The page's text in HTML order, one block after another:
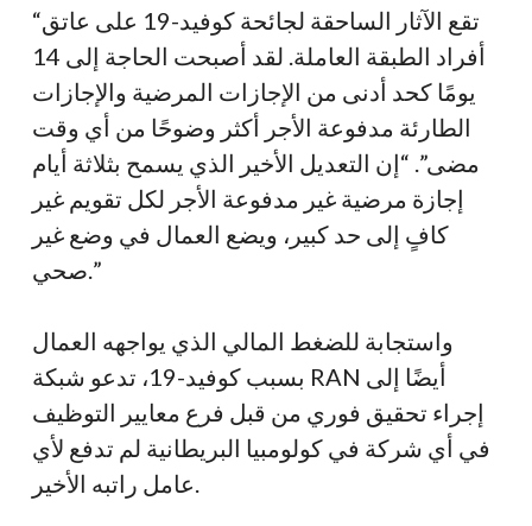
“تقع الآثار الساحقة لجائحة كوفيد-19 على عاتق
أفراد الطبقة العاملة. لقد أصبحت الحاجة إلى 14
يومًا كحد أدنى من الإجازات المرضية والإجازات
الطارئة مدفوعة الأجر أكثر وضوحًا من أي وقت
مضى”. “إن التعديل الأخير الذي يسمح بثلاثة أيام
إجازة مرضية غير مدفوعة الأجر لكل تقويم غير
كافٍ إلى حد كبير، ويضع العمال في وضع غير
صحي.”
واستجابة للضغط المالي الذي يواجهه العمال
بسبب كوفيد-19، تدعو شبكة RAN أيضًا إلى
إجراء تحقيق فوري من قبل فرع معايير التوظيف
في أي شركة في كولومبيا البريطانية لم تدفع لأي
عامل راتبه الأخير.